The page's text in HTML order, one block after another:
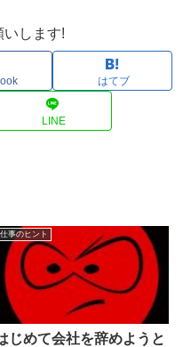
いします!
はてブ
LINE
仕事のヒント
じめて会社を辞めようと